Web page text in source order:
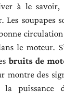
à le savoir,
Les soupapes
le moteur.
bruits de
montre des
la puissance